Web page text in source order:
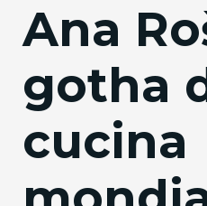
Ana
gotha
cucina